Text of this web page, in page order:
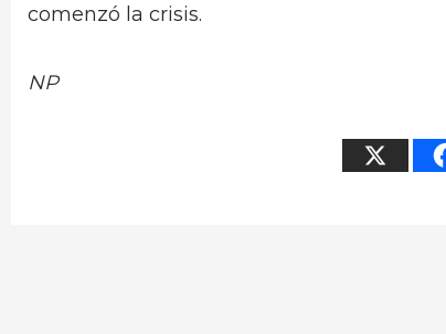
comenzó la crisis.
NP